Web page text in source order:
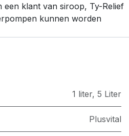
een klant van siroop, Ty-Relief
kunnen worden
1 liter, 5 Liter
Plusvital